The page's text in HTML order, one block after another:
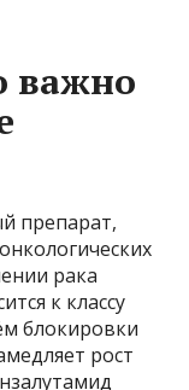
важно
препарат,
рака
к классу
блокировки
рост